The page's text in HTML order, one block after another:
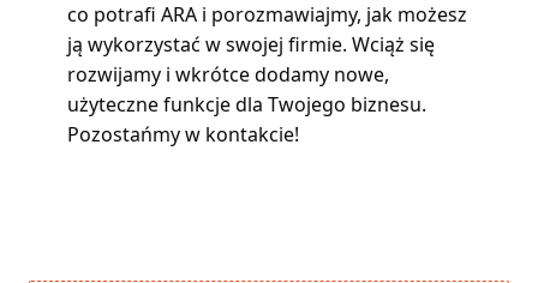
co potrafi ARA i porozmawiajmy, jak możesz
ją wykorzystać w swojej firmie. Wciąż się
rozwijamy i wkrótce dodamy nowe,
użyteczne funkcje dla Twojego biznesu.
Pozostańmy w kontakcie!